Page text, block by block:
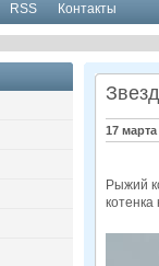
RSS Контакты
17
Рыжий